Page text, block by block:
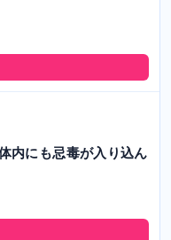
内にも忌毒が入り込ん